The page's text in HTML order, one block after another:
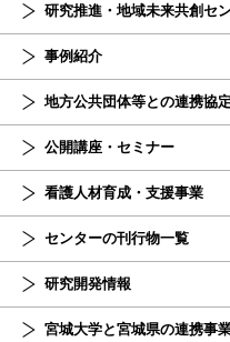
研究推進・地域未来共創セ
事例紹介
地方公共団体等との連携協定
公開講座・セミナー
看護人材育成・支援事業
センターの刊行物一覧
研究開発情報
宮城大学と宮城県の連携事